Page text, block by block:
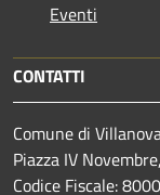
Eventi
CONTATTI
Comune di
Piazza IV
Codice Fiscale: